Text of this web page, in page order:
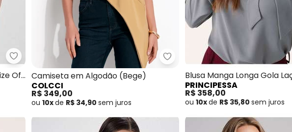
Principessa - Blusa com Decote Canoa Plus Size Off White Alaide
Off
Colcci - Camiseta em Algodão
Camiseta em Algodão (Bege)
COLCCI
R$ 349,00
ou 10xde R$ 34,90 sem juros
Blusa Manga Longa Gola
Tamires
PRINCIPESSA
R$ 358,00
ou 10xde R$ 35,80 sem juros